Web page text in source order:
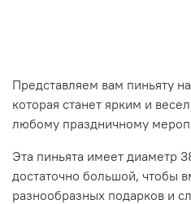
Представляем вам пиньяту
которая станет ярким и
любому праздничному
Эта пиньята имеет диаметр
достаточно большой, чтобы
разнообразных подарков и